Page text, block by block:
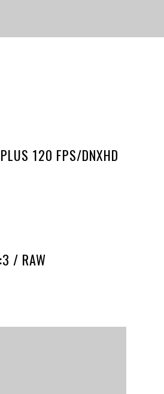
120 FPS/DNXHD
/ RAW